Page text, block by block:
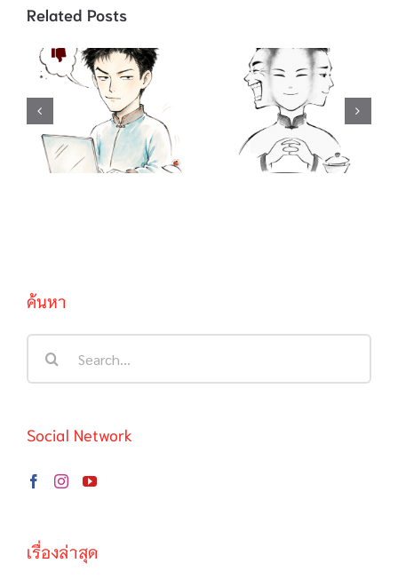
Related Posts
คำสแลง 酸民 ชาว
เน็ตขี้อิจฉา / 吃不
到葡萄说葡萄酸
กินองุ่นไม่ได้ เลย
บอกว่าองุ่นเปรี้ยว
คำสแลง “อยู่เป็น”
/ 死马当做活马医
ทำเต็มที่เผื่อจะมี
ปาฏิหาริย์ / 聪明
反被聪明误 คน
ฉลาดมักตกเป็น
ค้นหา
Social Network
เรื่องล่าสุด